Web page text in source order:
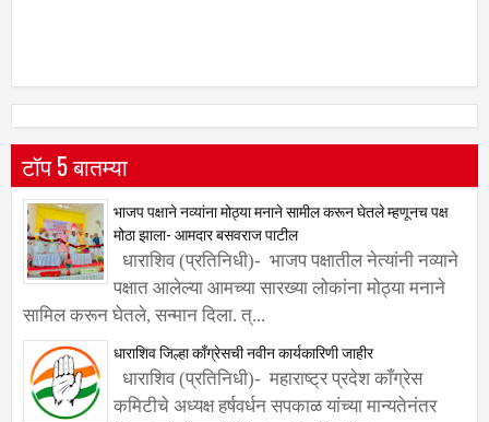
टॉप 5 बातम्या
भाजप पक्षाने नव्यांना मोठ्या मनाने सामील करून घेतले म्हणूनच पक्ष
मोठा झाला- आमदार बसवराज पाटील
धाराशिव (प्रतिनिधी)- भाजप पक्षातील नेत्यांनी नव्याने
पक्षात आलेल्या आमच्या सारख्या लोकांना मोठ्या मनाने
सामिल करून घेतले, सन्मान दिला. त्...
धाराशिव जिल्हा काँग्रेसची नवीन कार्यकारिणी जाहीर
धाराशिव (प्रतिनिधी)- महाराष्ट्र प्रदेश काँग्रेस
कमिटीचे अध्यक्ष हर्षवर्धन सपकाळ यांच्या मान्यतेनंतर